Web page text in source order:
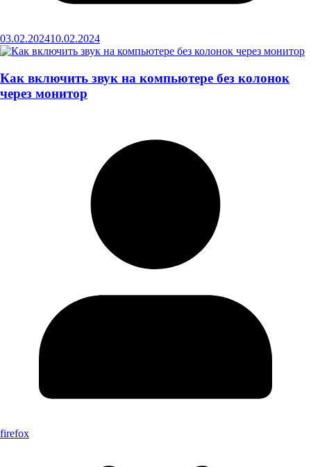
03.02.202410.02.2024
Как включить звук на компьютере без колонок
через монитор
firefox